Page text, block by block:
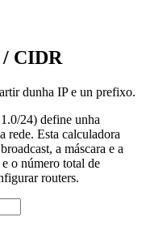
/ CIDR
dunha IP e un prefixo.
24) define unha
rede. Esta calculadora
a máscara e a
o número total de
routers.